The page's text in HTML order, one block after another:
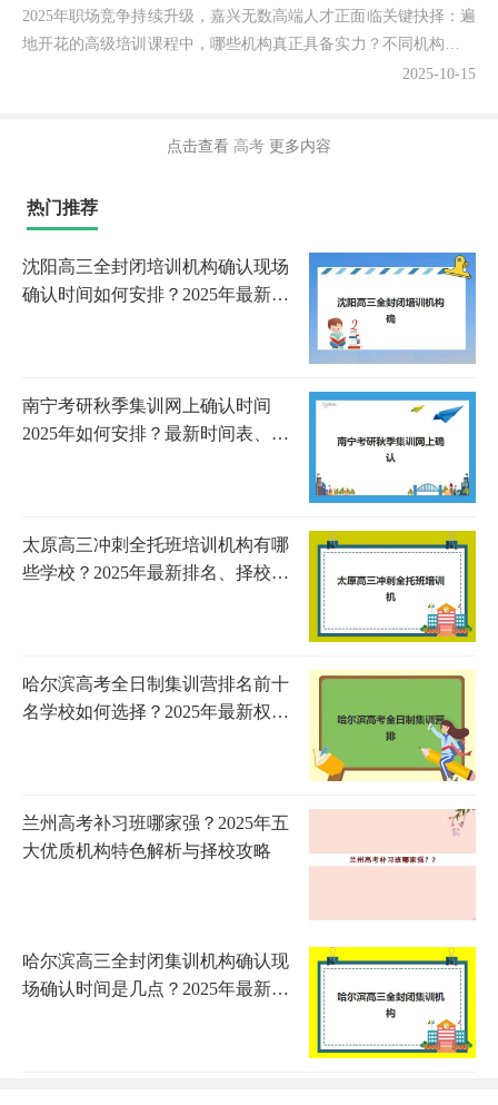
2025年职场竞争持续升级，嘉兴无数高端人才正面临关键抉择：遍
地开花的高级培训课程中，哪些机构真正具备实力？不同机构的师
资资源和职业赋能效果有何本质差异？作为一名深耕嘉兴...2025-10-15
点击查看 高考 更多内容
热门推荐
沈阳高三全封闭培训机构确认现场
确认时间如何安排？2025年最新时
南宁考研秋季集训网上确认时间
2025年如何安排？最新时间表、确
太原高三冲刺全托班培训机构有哪
些学校？2025年最新排名、择校指
哈尔滨高考全日制集训营排名前十
名学校如何选择？2025年最新权威
兰州高考补习班哪家强？2025年五
大优质机构特色解析与择校攻略
哈尔滨高三全封闭集训机构确认现
场确认时间是几点？2025年最新时